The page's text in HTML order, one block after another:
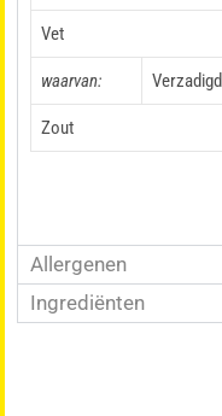
Vet
waarvan: Verzadigd
Zout
Allergenen
Ingrediënten